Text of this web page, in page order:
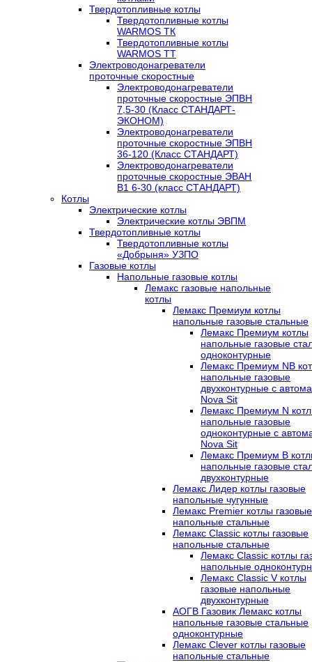
Твердотопливные котлы
Твердотопливные котлы
WARMOS TК
Твердотопливные котлы
WARMOS TT
Электроводонагреватели
проточные скоростные
Электроводонагреватели
проточные скоростные ЭПВН
7,5-30 (Класс СТАНДАРТ-
ЭКОНОМ)
Электроводонагреватели
проточные скоростные ЭПВН
36-120 (Класс СТАНДАРТ)
Электроводонагреватели
проточные скоростные ЭВАН
В1 6-30 (класс СТАНДАРТ)
Котлы
Электрические котлы
Электрические котлы ЭВПМ
Твердотопливные котлы
Твердотопливные котлы
«Добрыня» УЗПО
Газовые котлы
Напольные газовые котлы
Лемакс газовые напольные
котлы
Лемакс Премиум котлы
напольные газовые стальные
Лемакс Премиум котлы
напольные газовые
одноконтурные
Лемакс Премиум NB
напольные газовые
двухконтурные c
Nova Sit
Лемакс Премиум N
напольные газовые
одноконтурные c
Nova Sit
Лемакс Премиум B
напольные газовые
двухконтурные
Лемакс Лидер котлы газовые
напольные чугунные
Лемакс Premier котлы газовые
напольные стальные
Лемакс Classic котлы газовые
напольные стальные
Лемакс Classic котлы
напольные
Лемакс Classic V котлы
газовые напольные
двухконтурные
АОГВ Газовик Лемакс котлы
напольные газовые стальные
одноконтурные
Лемакс Clever котлы газовые
напольные стальные